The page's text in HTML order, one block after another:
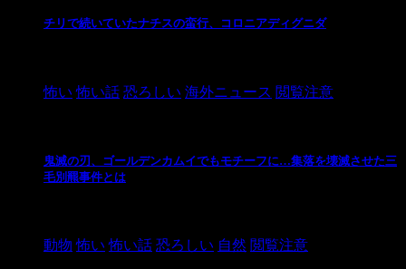
チリで続いていたナチスの蛮行、コロニアディグニダ
怖い 怖い話 恐ろしい 海外ニュース 閲覧注意
鬼滅の刃、ゴールデンカムイでもモチーフに…集落を壊滅させた三
毛別羆事件とは
動物 怖い 怖い話 恐ろしい 自然 閲覧注意